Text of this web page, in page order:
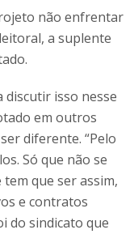
não enfrentar
a suplente
discutir isso nesse
em outros
diferente. “Pelo
Só que não se
que ser assim,
e contratos
do sindicato que